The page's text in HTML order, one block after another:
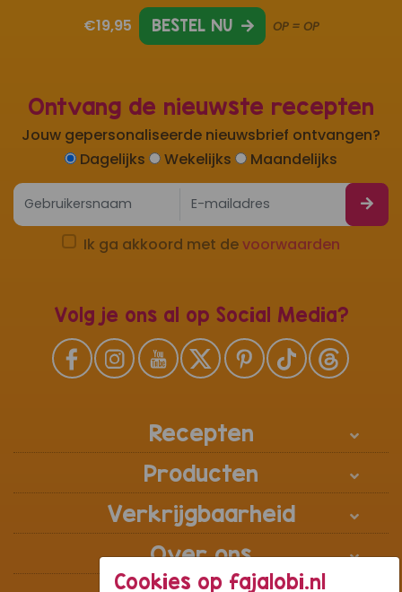
Ontvang de nieuwste recepten
Jouw gepersonaliseerde nieuwsbrief ontvangen?
Dagelijks
Wekelijks Maandelijks
Ik ga akkoord met devoorwaarden
Volg je ons al op Social Media?
Recepten
Producten
Verkrijgbaarheid
Over ons
€19,95 BESTEL NU OP = OP
Cookies op fajalobi.nl